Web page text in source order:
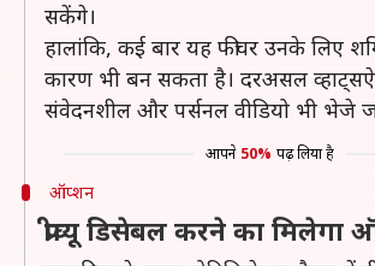
सकेंगे।
हालांकि, कई बार यह फीचर उनके लिए
कारण भी बन सकता है। दरअसल
संवेदनशील और पर्सनल वीडियो भी भेजे
आपने 50% पढ़ लिया है
ऑप्शन
प्रीव्यू डिसेबल करने का मिलेगा